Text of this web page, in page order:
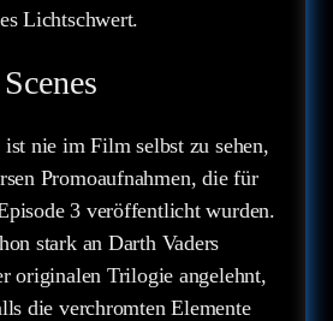
Lichtschwert.
nie im Film selbst zu sehen,
Promoaufnahmen, die für
3 veröffentlicht wurden.
stark an Darth Vaders
originalen Trilogie angelehnt,
die verchromten Elemente